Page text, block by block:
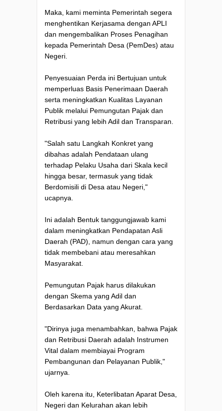
Maka, kami meminta Pemerintah segera
menghentikan Kerjasama dengan APLI
dan mengembalikan Proses Penagihan
kepada Pemerintah Desa (PemDes) atau
Negeri.
Penyesuaian Perda ini Bertujuan untuk
memperluas Basis Penerimaan Daerah
serta meningkatkan Kualitas Layanan
Publik melalui Pemungutan Pajak dan
Retribusi yang lebih Adil dan Transparan.
"Salah satu Langkah Konkret yang
dibahas adalah Pendataan ulang
terhadap Pelaku Usaha dari Skala kecil
hingga besar, termasuk yang tidak
Berdomisili di Desa atau Negeri,"
ucapnya.
Ini adalah Bentuk tanggungjawab kami
dalam meningkatkan Pendapatan Asli
Daerah (PAD), namun dengan cara yang
tidak membebani atau meresahkan
Masyarakat.
Pemungutan Pajak harus dilakukan
dengan Skema yang Adil dan
Berdasarkan Data yang Akurat.
"Dirinya juga menambahkan, bahwa Pajak
dan Retribusi Daerah adalah Instrumen
Vital dalam membiayai Program
Pembangunan dan Pelayanan Publik,"
ujarnya.
Oleh karena itu, Keterlibatan Aparat Desa,
Negeri dan Kelurahan akan lebih